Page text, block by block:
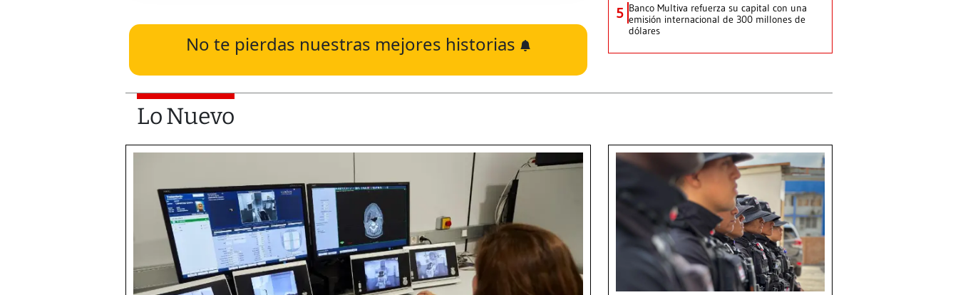
No te pierdas nuestras mejores historias
5 Banco Multiva refuerza su capital con una
emisión internacional de 300 millones de
dólares
Lo Nuevo